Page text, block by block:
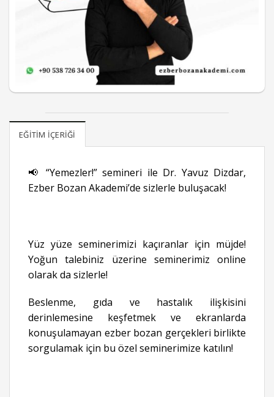
EĞITIM İÇERIĞI
📢 “Yemezler!” semineri ile Dr. Yavuz Dizdar,
Ezber Bozan Akademi’de sizlerle buluşacak!
Yüz yüze seminerimizi kaçıranlar için müjde!
Yoğun talebiniz üzerine seminerimiz online
olarak da sizlerle!
Beslenme, gıda ve hastalık ilişkisini
derinlemesine keşfetmek ve ekranlarda
konuşulamayan ezber bozan gerçekleri birlikte
sorgulamak için bu özel seminerimize katılın!